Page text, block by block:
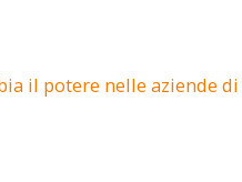
il potere nelle aziende